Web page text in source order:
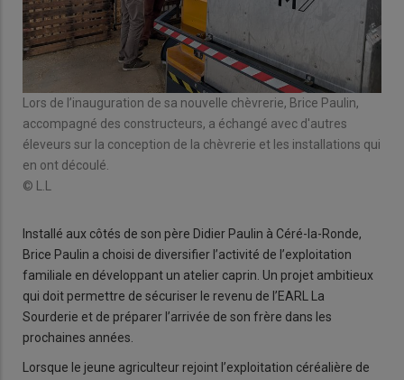
Lors de l’inauguration de sa nouvelle chèvrerie, Brice Paulin,
accompagné des constructeurs, a échangé avec d'autres
éleveurs sur la conception de la chèvrerie et les installations qui
en ont découlé.
© L.L
Installé aux côtés de son père Didier Paulin à Céré-la-Ronde,
Brice Paulin a choisi de diversifier l’activité de l’exploitation
familiale en développant un atelier caprin. Un projet ambitieux
qui doit permettre de sécuriser le revenu de l’EARL La
Sourderie et de préparer l’arrivée de son frère dans les
prochaines années.
Lorsque le jeune agriculteur rejoint l’exploitation céréalière de